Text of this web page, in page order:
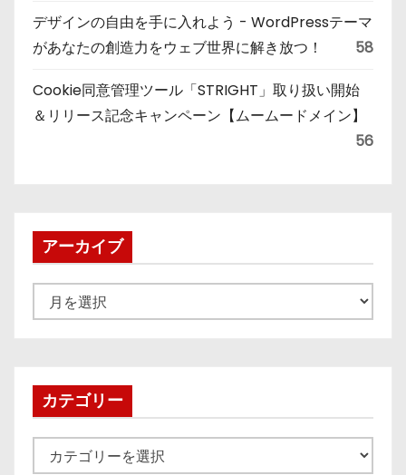
デザインの自由を手に入れよう - WordPressテーマ
があなたの創造力をウェブ世界に解き放つ！
58
Cookie同意管理ツール「STRIGHT」取り扱い開始
＆リリース記念キャンペーン【ムームードメイン】
56
アーカイブ
ー
ブカテゴリー